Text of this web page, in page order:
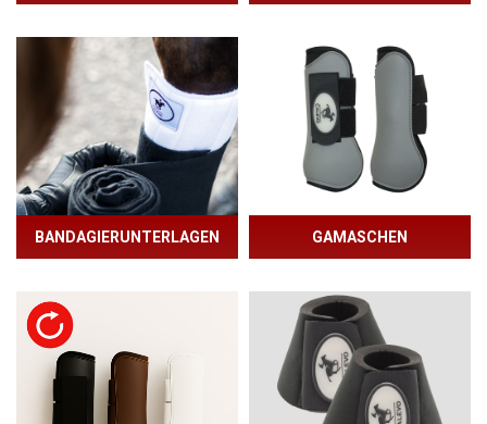
BANDAGIERUNTERLAGEN GAMASCHEN